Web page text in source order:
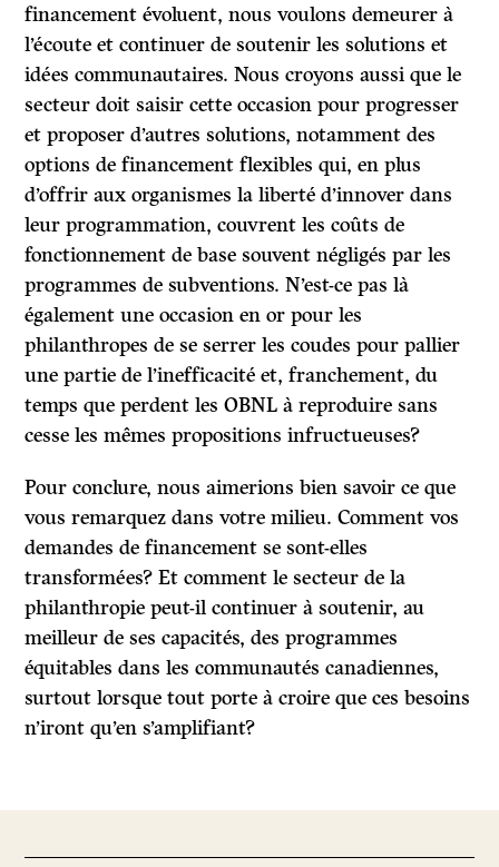
financement évoluent, nous voulons demeurer à
l’écoute et continuer de soutenir les solutions et
idées communautaires. Nous croyons aussi que le
secteur doit saisir cette occasion pour progresser
et proposer d’autres solutions, notamment des
options de financement flexibles qui, en plus
d’offrir aux organismes la liberté d’innover dans
leur programmation, couvrent les coûts de
fonctionnement de base souvent négligés par les
programmes de subventions. N’est-ce pas là
également une occasion en or pour les
philanthropes de se serrer les coudes pour pallier
une partie de l’inefficacité et, franchement, du
temps que perdent les OBNL à reproduire sans
cesse les mêmes propositions infructueuses?
Pour conclure, nous aimerions bien savoir ce que
vous remarquez dans votre milieu. Comment vos
demandes de financement se sont-elles
transformées? Et comment le secteur de la
philanthropie peut-il continuer à soutenir, au
meilleur de ses capacités, des programmes
équitables dans les communautés canadiennes,
surtout lorsque tout porte à croire que ces besoins
n’iront qu’en s’amplifiant?